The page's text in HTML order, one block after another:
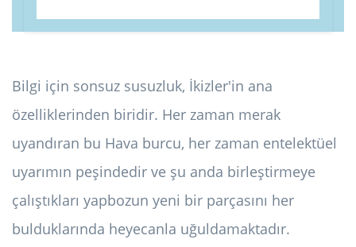
Bilgi için sonsuz susuzluk, İkizler'in ana
özelliklerinden biridir. Her zaman merak
uyandıran bu Hava burcu, her zaman entelektüel
uyarımın peşindedir ve şu anda birleştirmeye
çalıştıkları yapbozun yeni bir parçasını her
bulduklarında heyecanla uğuldamaktadır.